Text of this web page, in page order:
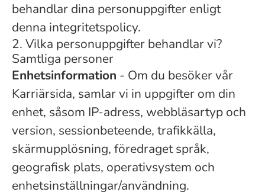
behandlar dina personuppgifter enligt
denna integritetspolicy.
2. Vilka personuppgifter behandlar vi?
Samtliga personer
Enhetsinformation - Om du besöker vår
Karriärsida, samlar vi in uppgifter om din
enhet, såsom IP-adress, webbläsartyp och
version, sessionbeteende, trafikkälla,
skärmupplösning, föredraget språk,
geografisk plats, operativsystem och
enhetsinställningar/användning.